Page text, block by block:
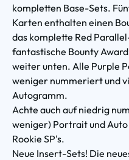
kompletten Base-Sets.
Karten enthalten einen
das komplette Red
fantastische Bounty
weiter unten. Alle Purple
weniger nummeriert und
Autogramm.
Achte auch auf niedrig
weniger) Portrait und
Rookie SP's.
Neue Insert-Sets! Die